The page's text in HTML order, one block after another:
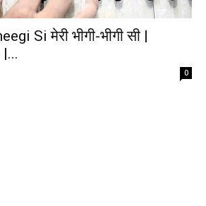
Si मेरी भीगी-भीगी सी |
0